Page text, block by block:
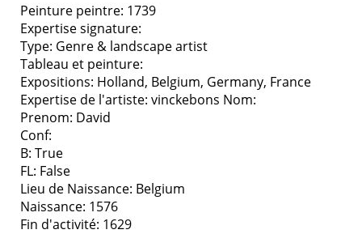
Peinture peintre: 1739
Expertise signature:
Type: Genre & landscape artist
Tableau et peinture:
Expositions: Holland, Belgium, Germany, France
Expertise de l'artiste: vinckebons Nom:
Prenom: David
Conf:
B: True
FL: False
Lieu de Naissance: Belgium
Naissance: 1576
Fin d'activité: 1629